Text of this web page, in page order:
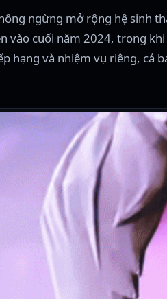
ngừng mở rộng hệ sinh
vào cuối năm 2024, trong
hạng và nhiệm vụ riêng, cả